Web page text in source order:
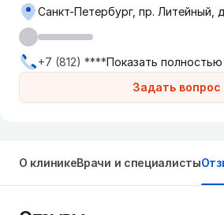
Задать вопрос
Санкт-Петербург, пр. Литейный,
+7 (812) ****Показать полностью
О клиникеВрачи и специалисты